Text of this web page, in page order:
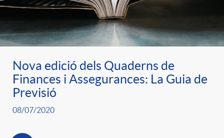
r
a
S
ó
p
e
r
t
e
n
i
l
i
c
a
Nova edició dels Quaderns de
Finances i Assegurances: La Guia de
Previsió
08/07/2020